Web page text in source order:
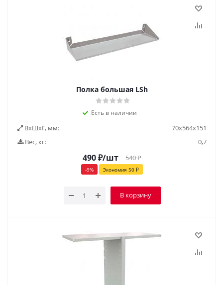
Полка большая LSh
Есть в наличии
ВxШxГ, мм:
70x564x151
Вес, кг:
0,7
490₽/шт 540₽
-9% Экономия 50 ₽
В корзину